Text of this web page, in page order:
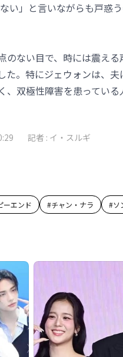
い」と言いながらも戸惑
のない目で、時には震え
た。特にジェウォンは、
、双極性障害を患ってい
記者 : イ・スルギ
ーエンド #チャン・ナラ #ソ